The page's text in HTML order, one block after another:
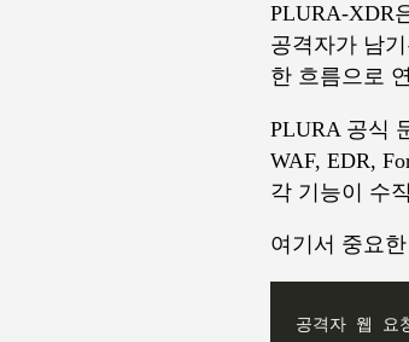
PLURA-XDR
공격자가 남
한 흐름으로
PLURA 공식
WAF, EDR,
각 기능이 수
여기서 중요